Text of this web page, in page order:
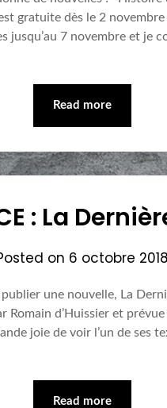
gratuite dès le 2
jusqu’au 7 novembre et je
Read more
: La
on 6 octobre 2018
une nouvelle, La
Romain d’Huissier et
joie de voir l’un de ses
Read more